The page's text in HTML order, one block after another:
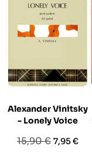
Alexander Vinitsky
- Lonely Voice
Prezzo
15,90 € Prezzo
7,95 €